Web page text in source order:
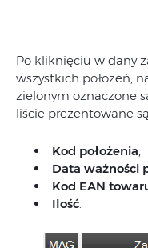
Po kliknięciu w dany
wszystkich położeń,
zielonym oznaczone
liście prezentowane
Kod położenia,
Data ważności
Kod EAN
Ilość.